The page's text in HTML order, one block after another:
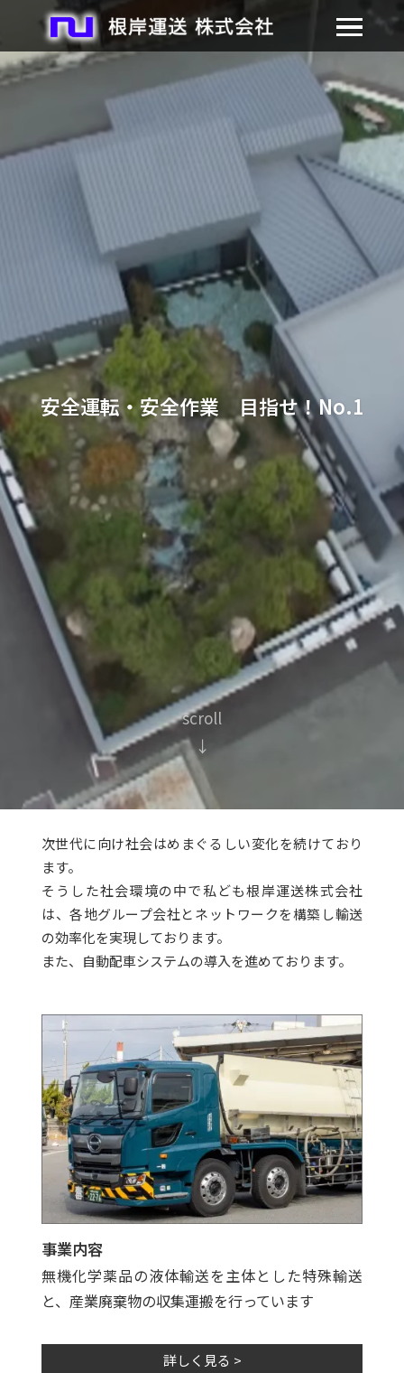
事業内容
安全運転・安全作業 目指せ！No.1
scroll
↓
次世代に向け社会はめまぐるしい変化を続けており
ます。
そうした社会環境の中で私ども根岸運送株式会社
は、各地グループ会社とネットワークを構築し輸送
の効率化を実現しております。
また、自動配車システムの導入を進めております。
事業内容
無機化学薬品の液体輸送を主体とした特殊輸送
と、産業廃棄物の収集運搬を行っています
詳しく見る >